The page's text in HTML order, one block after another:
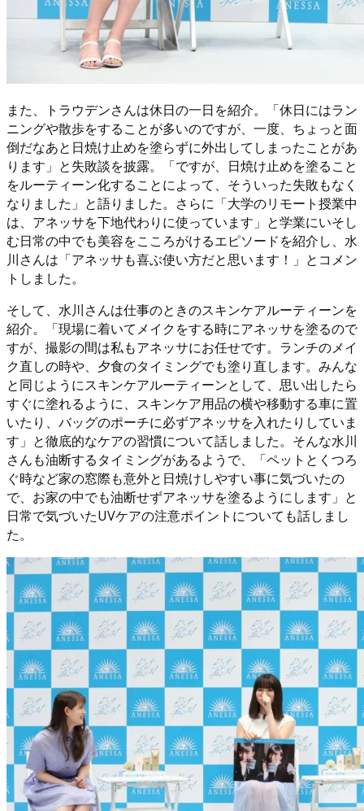
また、トラウデンさんは休日の一日を紹介。「休日にはラン
ニングや散歩をすることが多いのですが、一度、ちょっと面
倒だなあと日焼け止めを塗らずに外出してしまったことがあ
ります」と失敗談を披露。「ですが、日焼け止めを塗ること
をルーティーン化することによって、そういった失敗もなく
なりました」と語りました。さらに「大学のリモート授業中
は、アネッサを下地代わりに使っています」と学業にいそし
む日常の中でも美容をこころがけるエピソードを紹介し、水
川さんは「アネッサも喜ぶ使い方だと思います！」とコメン
トしました。
そして、水川さんは仕事のときのスキンケアルーティーンを
紹介。「現場に着いてメイクをする時にアネッサを塗るので
すが、撮影の間は私もアネッサにお任せです。ランチのメイ
ク直しの時や、夕食のタイミングでも塗り直します。みんな
と同じようにスキンケアルーティーンとして、思い出したら
すぐに塗れるように、スキンケア用品の横や移動する車に置
いたり、バッグのポーチに必ずアネッサを入れたりしていま
す」と徹底的なケアの習慣について話しました。そんな水川
さんも油断するタイミングがあるようで、「ペットとくつろ
ぐ時など家の窓際も意外と日焼けしやすい事に気づいたの
で、お家の中でも油断せずアネッサを塗るようにします」と
日常で気づいたUVケアの注意ポイントについても話しまし
た。